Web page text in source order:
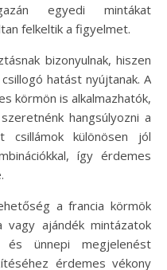
egyedi mintákat
felkeltik a figyelmet.
bizonyulnak, hiszen
hatást nyújtanak. A
körmön is alkalmazhatók,
hangsúlyozni a
különösen jól
így érdemes
a francia körmök
vagy ajándék mintázatok
ünnepi megjelenést
érdemes vékony